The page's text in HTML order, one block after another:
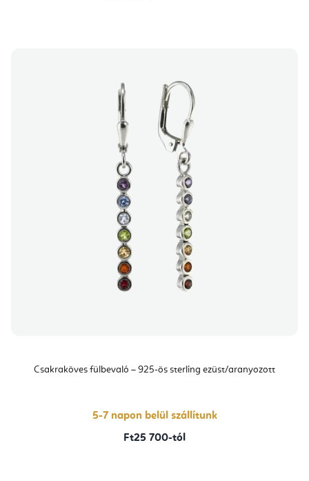
Csakraköves fülbevaló – 925-ös sterling ezüst/aranyozott
5-7 napon belül szállítunk
Ft25 700-tól